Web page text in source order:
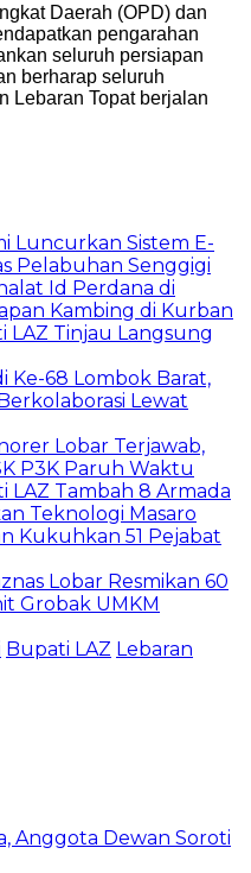
Daerah (OPD) dan
pengarahan
seluruh persiapan
berharap seluruh
Lebaran Topat berjalan
Luncurkan Sistem E-
Pelabuhan Senggigi
Id Perdana di
Kambing di Kurban
LAZ Tinjau Langsung
Ke-68 Lombok Barat,
Lewat
Lobar Terjawab,
P3K Paruh Waktu
LAZ Tambah 8 Armada
Teknologi Masaro
Kukuhkan 51 Pejabat
Lobar Resmikan 60
Grobak UMKM
Bupati LAZ Lebaran
Anggota Dewan Soroti